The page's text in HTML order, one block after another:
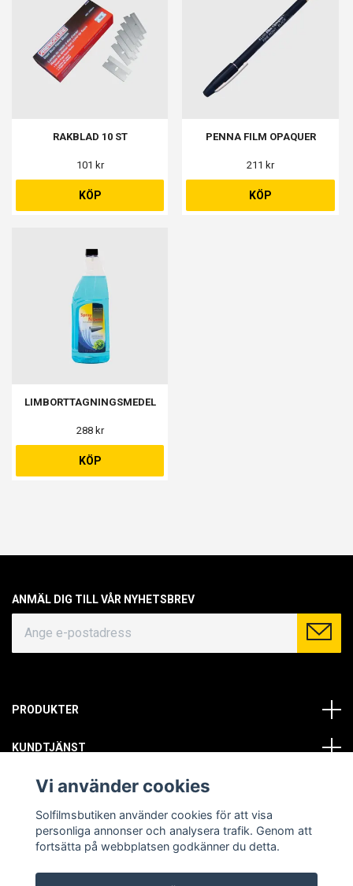
RAKBLAD 10 ST
101 kr
KÖP
PENNA FILM OPAQUER
211 kr
KÖP
LIMBORTTAGNINGSMEDEL
288 kr
KÖP
ANMÄL DIG TILL VÅR NYHETSBREV
PRODUKTER
KUNDTJÄNST
OM OSS
SOCIALA MEDIER
Vi använder cookies
Solfilmsbutiken använder cookies för att visa
personliga annonser och analysera trafik. Genom att
fortsätta på webbplatsen godkänner du detta.